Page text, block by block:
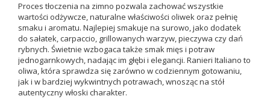
Proces tłoczenia na zimno pozwala zachować wszystkie
wartości odżywcze, naturalne właściwości oliwek oraz pełnię
smaku i aromatu. Najlepiej smakuje na surowo, jako dodatek
do sałatek, carpaccio, grillowanych warzyw, pieczywa czy dań
rybnych. Świetnie wzbogaca także smak mięs i potraw
jednogarnkowych, nadając im głębi i elegancji. Ranieri Italiano to
oliwa, która sprawdza się zarówno w codziennym gotowaniu,
jak i w bardziej wykwintnych potrawach, wnosząc na stół
autentyczny włoski charakter.